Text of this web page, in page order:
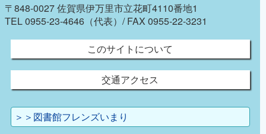
〒848-0027 佐賀県伊万里市立花町4110番地1
TEL 0955-23-4646（代表）/ FAX 0955-22-3231
このサイトについて
交通アクセス
＞＞図書館フレンズいまり